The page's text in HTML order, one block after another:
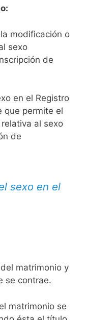
modificación o
sexo
de
en el Registro
que permite el
al sexo
de
sexo en el
matrimonio y
se contrae.
matrimonio se